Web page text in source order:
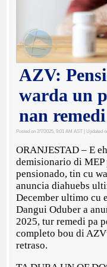
AZV:
warda un
nan
Posted on 2/7/2025, 9:01 AM AST | Updated
ORANJESTAD – E
demisionario di
pensionado, tin cu
anuncia diahuebs
December ultimo cu
Dangui Oduber a
2025, tur remedi pa
completo bou di
retraso.